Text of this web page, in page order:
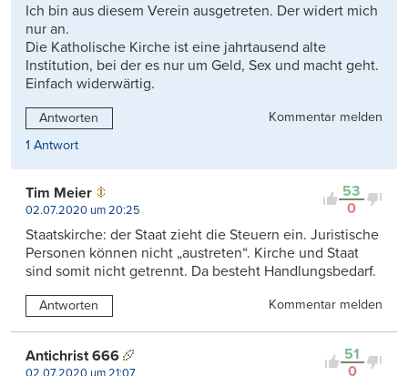
Ich bin aus diesem Verein ausgetreten. Der widert mich
nur an.
Die Katholische Kirche ist eine jahrtausend alte
Institution, bei der es nur um Geld, Sex und macht geht.
Einfach widerwärtig.
Antworten
Kommentar melden
1 Antwort
53
0
Tim Meier
02.07.2020 um 20:25
Staatskirche: der Staat zieht die Steuern ein. Juristische
Personen können nicht „austreten“. Kirche und Staat
sind somit nicht getrennt. Da besteht Handlungsbedarf.
Antworten Kommentar melden
51
0
Antichrist 666
02.07.2020 um 21:07